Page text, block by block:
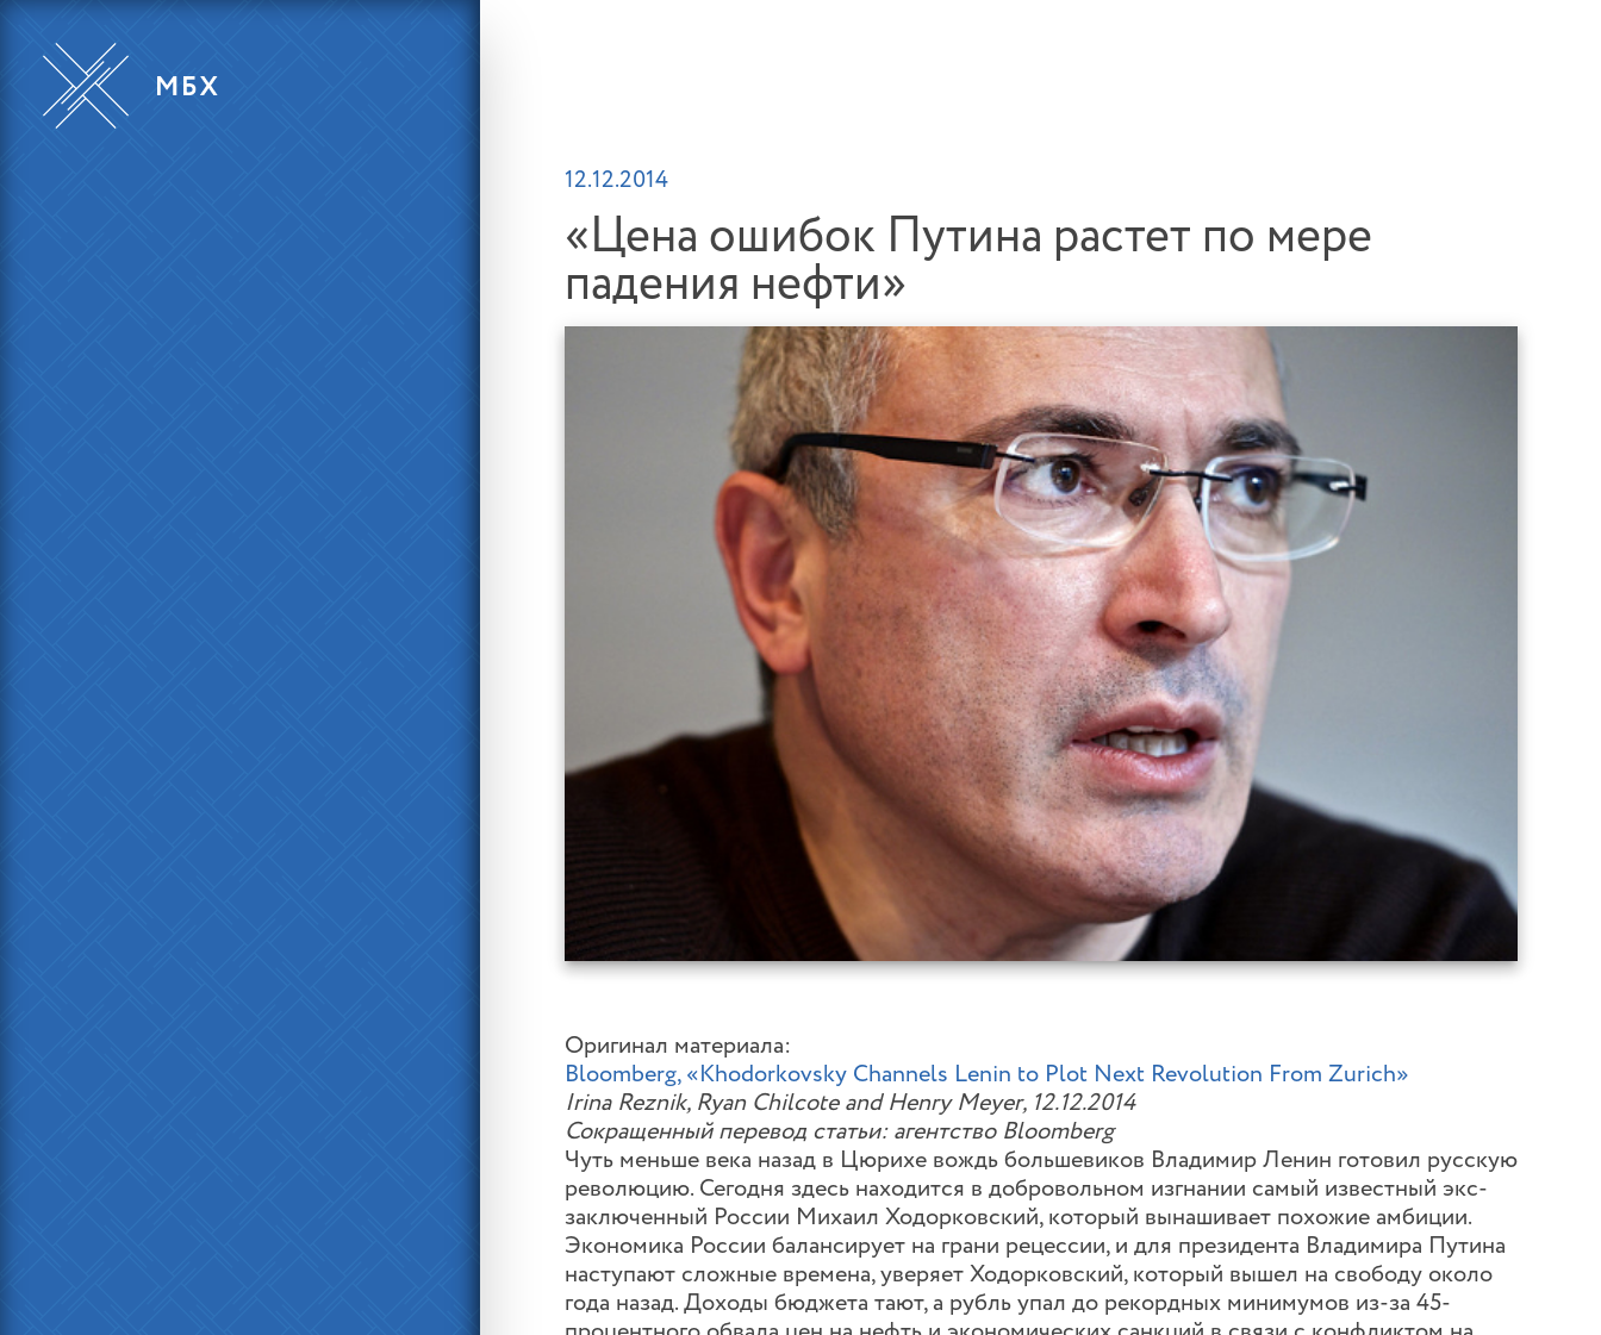
12.12.2014
«Цена ошибок Путина растет по мере
падения нефти»
Оригинал материала:
Bloomberg, «Khodorkovsky Channels Lenin to Plot Next Revolution From Zurich»
Irina Reznik, Ryan Chilcote and Henry Meyer, 12.12.2014
Сокращенный перевод статьи: агентство Bloomberg
Чуть меньше века назад в Цюрихе вождь большевиков Владимир Ленин готовил русскую
революцию. Сегодня здесь находится в добровольном изгнании самый известный экс-
заключенный России Михаил Ходорковский, который вынашивает похожие амбиции.
Экономика России балансирует на грани рецессии, и для президента Владимира Путина
наступают сложные времена, уверяет Ходорковский, который вышел на свободу около
года назад. Доходы бюджета тают, а рубль упал до рекордных минимумов из-за 45-